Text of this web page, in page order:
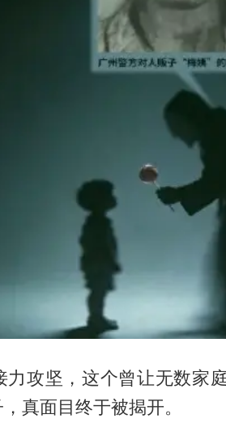
力攻坚，这个曾让无数家
真面目终于被揭开。